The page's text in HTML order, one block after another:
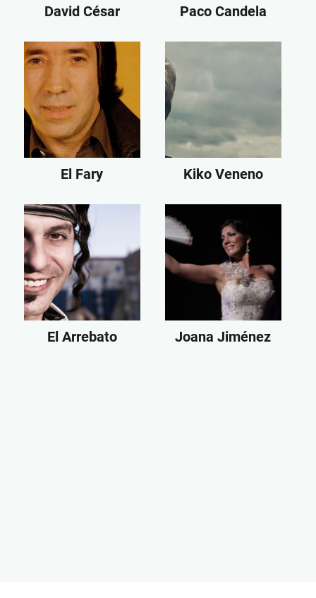
David César Paco Candela
El Fary Kiko Veneno
El Arrebato Joana Jiménez